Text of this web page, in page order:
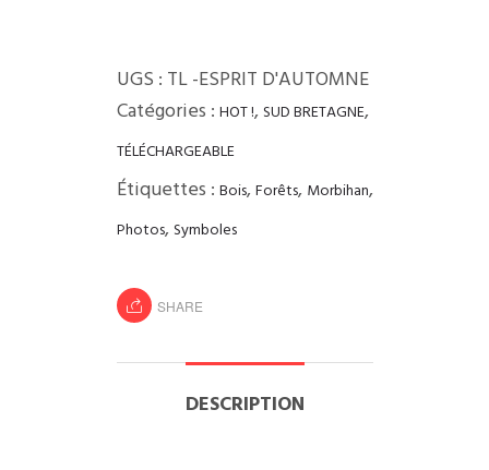
UGS : TL -ESPRIT D'AUTOMNE
Catégories : HOT !, SUD BRETAGNE,
TÉLÉCHARGEABLE
Étiquettes : Bois,Forêts, Morbihan,
Photos, Symboles
SHARE
DESCRIPTION